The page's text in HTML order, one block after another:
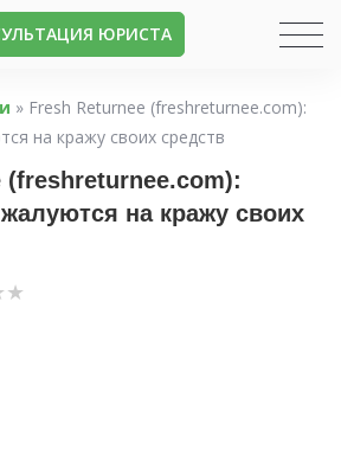
ЮРИСТА
» Fresh Returnee (freshreturnee.com):
на кражу своих средств
(freshreturnee.com):
на кражу своих
★